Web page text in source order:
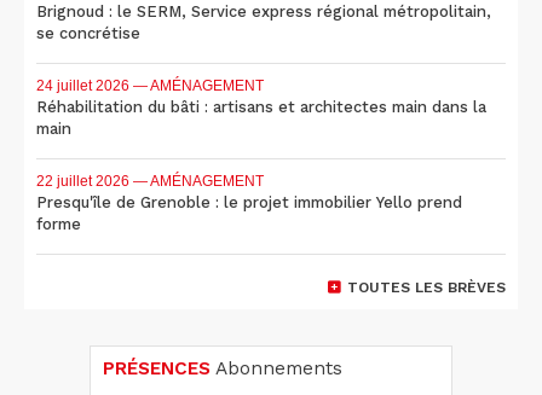
Brignoud : le SERM, Service express régional métropolitain,
se concrétise
24 juillet 2026 — AMÉNAGEMENT
Réhabilitation du bâti : artisans et architectes main dans la
main
22 juillet 2026 — AMÉNAGEMENT
Presqu'île de Grenoble : le projet immobilier Yello prend
forme
TOUTES LES BRÈVES
PRÉSENCES Abonnements